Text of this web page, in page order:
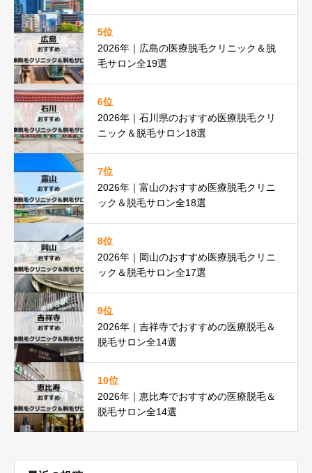
5位
2026年｜広島の医療脱毛クリニック＆脱
毛サロン全19選
6位
2026年｜石川県のおすすめ医療脱毛クリ
ニック＆脱毛サロン18選
7位
2026年｜富山のおすすめ医療脱毛クリニ
ック＆脱毛サロン全18選
8位
2026年｜岡山のおすすめ医療脱毛クリニ
ック＆脱毛サロン全17選
9位
2026年｜吉祥寺でおすすめの医療脱毛＆
脱毛サロン全14選
10位
2026年｜恵比寿でおすすめの医療脱毛＆
脱毛サロン全14選